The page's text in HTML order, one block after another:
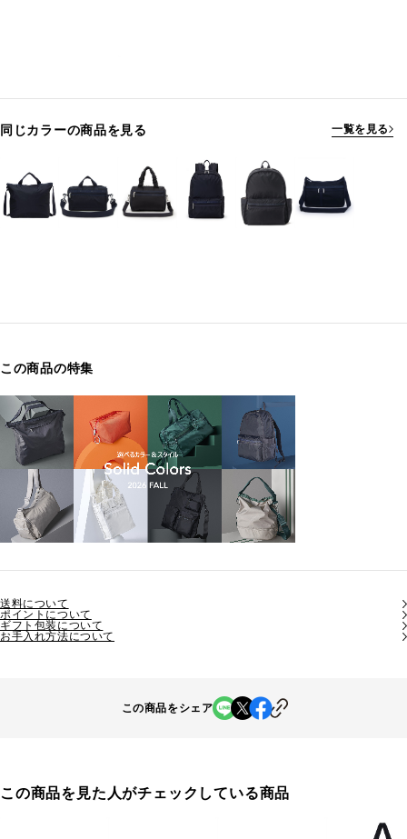
同じカラーの商品を見る 一覧を見る
この商品の特集
送料について
ポイントについて
ギフト包装について
お手入れ方法について
この商品をシェア
この商品を見た人がチェックしている商品